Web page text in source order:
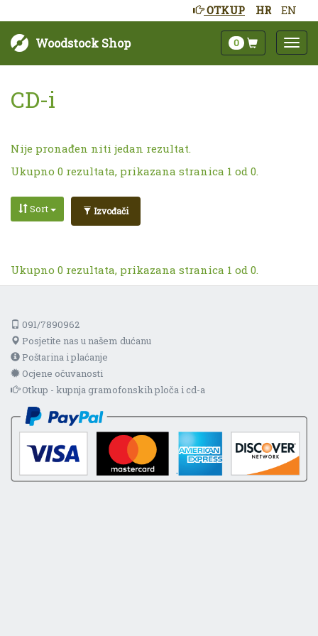
HR EN
OTKUP
Woodstock Shop 0
CD-i
Nije pronađen niti jedan rezultat.
Ukupno 0 rezultata, prikazana stranica 1 od 0.
Sort Izvođači
Ukupno 0 rezultata, prikazana stranica 1 od 0.
091/7890962
Posjetite nas u našem dućanu
Poštarina i plaćanje
Ocjene očuvanosti
Otkup - kupnja gramofonskih ploča i cd-a